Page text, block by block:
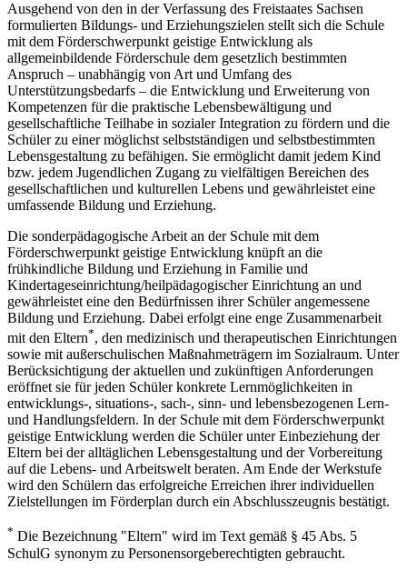
Ausgehend von den in der Verfassung des Freistaates Sachsen
formulierten Bildungs- und Erziehungszielen stellt sich die Schule
mit dem Förderschwerpunkt geistige Entwicklung als
allgemeinbildende Förderschule dem gesetzlich bestimmten
Anspruch – unabhängig von Art und Umfang des
Unterstützungsbedarfs – die Entwicklung und Erweiterung von
Kompetenzen für die praktische Lebensbewältigung und
gesellschaftliche Teilhabe in sozialer Integration zu fördern und die
Schüler zu einer möglichst selbstständigen und selbstbestimmten
Lebensgestaltung zu befähigen. Sie ermöglicht damit jedem Kind
bzw. jedem Jugendlichen Zugang zu vielfältigen Bereichen des
gesellschaftlichen und kulturellen Lebens und gewährleistet eine
umfassende Bildung und Erziehung.
Die sonderpädagogische Arbeit an der Schule mit dem
Förderschwerpunkt geistige Entwicklung knüpft an die
frühkindliche Bildung und Erziehung in Familie und
Kindertageseinrichtung/heilpädagogischer Einrichtung an und
gewährleistet eine den Bedürfnissen ihrer Schüler angemessene
Bildung und Erziehung. Dabei erfolgt eine enge Zusammenarbeit
mit den Eltern*, den medizinisch und therapeutischen Einrichtungen
sowie mit außerschulischen Maßnahmeträgern im Sozialraum. Unter
Berücksichtigung der aktuellen und zukünftigen Anforderungen
eröffnet sie für jeden Schüler konkrete Lernmöglichkeiten in
entwicklungs-, situations-, sach-, sinn- und lebensbezogenen Lern-
und Handlungsfeldern. In der Schule mit dem Förderschwerpunkt
geistige Entwicklung werden die Schüler unter Einbeziehung der
Eltern bei der alltäglichen Lebensgestaltung und der Vorbereitung
auf die Lebens- und Arbeitswelt beraten. Am Ende der Werkstufe
wird den Schülern das erfolgreiche Erreichen ihrer individuellen
Zielstellungen im Förderplan durch ein Abschlusszeugnis bestätigt.
* Die Bezeichnung "Eltern" wird im Text gemäß § 45 Abs. 5
SchulG synonym zu Personensorgeberechtigten gebraucht.